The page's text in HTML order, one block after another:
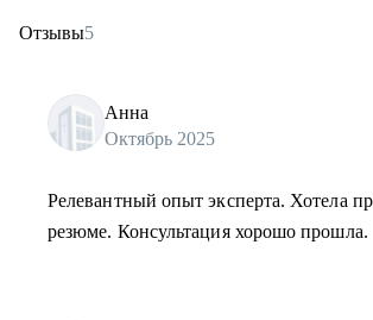
Отзывы5
Анна
Октябрь 2025
Релевантный опыт эксперта. Хотела
резюме. Консультация хорошо прошла.